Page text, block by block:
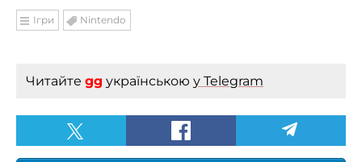
Ігри Nintendo
Читайте gg українською у Telegram